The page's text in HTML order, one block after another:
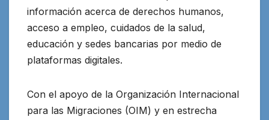
información acerca de derechos humanos,
acceso a empleo, cuidados de la salud,
educación y sedes bancarias por medio de
plataformas digitales.
Con el apoyo de la Organización Internacional
para las Migraciones (OIM) y en estrecha